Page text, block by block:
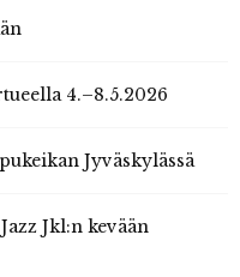
4.–8.5.2026
Jyväskylässä
Jkl:n kevään